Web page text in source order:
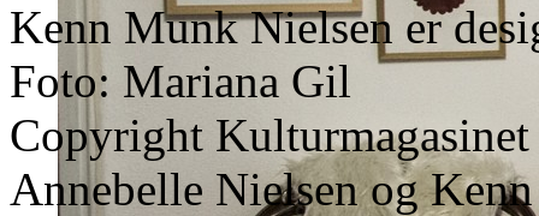
Kenn Munk Nielsen er
Foto: Mariana Gil
Copyright
Annebelle Nielsen og